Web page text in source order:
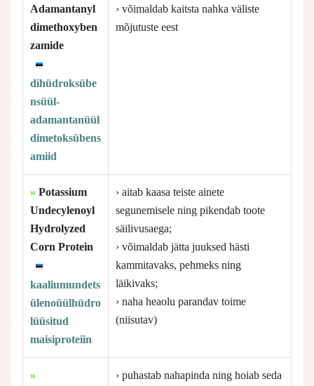
Adamantanyl
dimethoxyben
zamide
dihüdroksübe
nsüül-
adamantanüül
dimetoksübens
amiid
› võimaldab kaitsta nahka väliste
mõjutuste eest
» Potassium
Undecylenoyl
Hydrolyzed
Corn Protein
kaaliumundets
ülenoüülhüdro
lüüsitud
maisiproteiin
› aitab kaasa teiste ainete
segunemisele ning pikendab toote
säilivusaega;
› võimaldab jätta juuksed hästi
kammitavaks, pehmeks ning
läikivaks;
› naha heaolu parandav toime
(niisutav)
»
› puhastab nahapinda ning hoiab seda